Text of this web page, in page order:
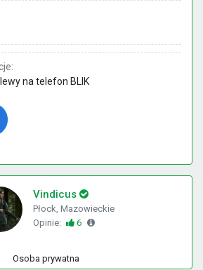
na telefon BLIK
Vindicus
Płock, Mazowieckie
Opinie:
6
Osoba prywatna